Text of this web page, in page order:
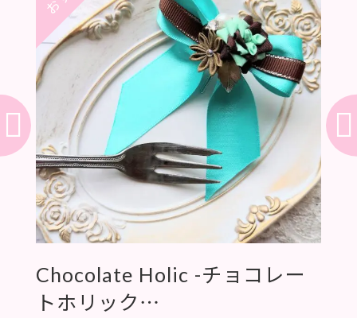
NEWS 2026,01,14
活動休止に関するお知らせ
Chocolate Holic -チョコレー
トホリック…